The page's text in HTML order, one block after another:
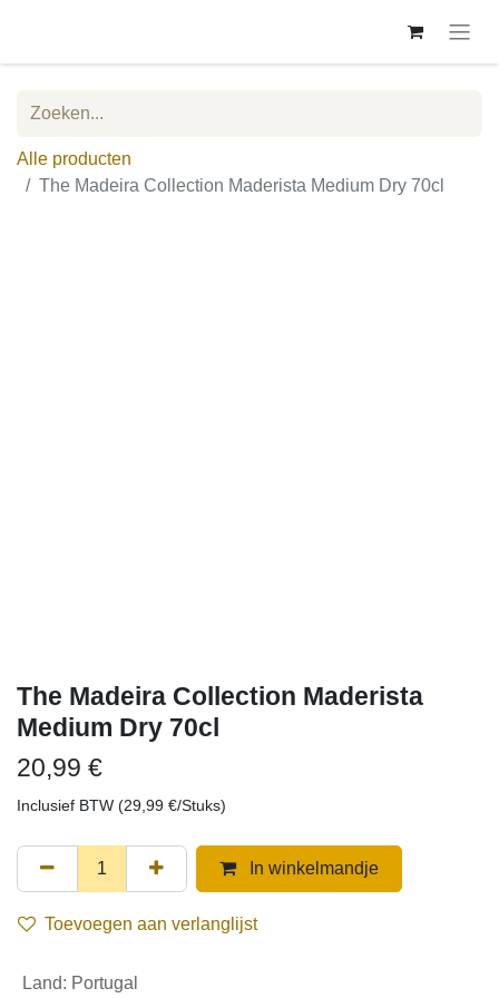
Alle producten
The Madeira Collection Maderista Medium Dry 70cl
The Madeira Collection Maderista
Medium Dry 70cl
20,99 €
Inclusief BTW (29,99 €/Stuks)
In winkelmandje
Toevoegen aan verlanglijst
Land: Portugal